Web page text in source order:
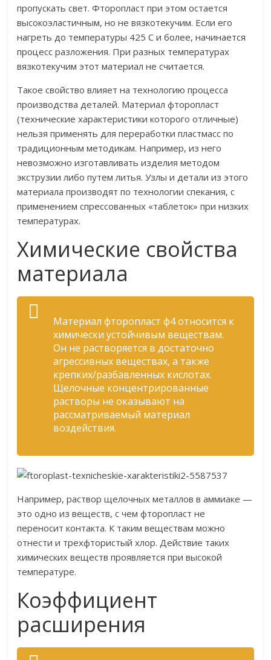
пропускать свет. Фторопласт при этом остается
высокоэластичным, но не вязкотекучим. Если его
нагреть до температуры 425 С и более, начинается
процесс разложения. При разных температурах
вязкотекучим этот материал не считается.
Такое свойство влияет на технологию процесса
производства деталей. Материал фторопласт
(технические характеристики которого отличные)
нельзя применять для переработки пластмасс по
традиционным методикам. Например, из него
невозможно изготавливать изделия методом
экструзии либо путем литья. Узлы и детали из этого
материала производят по технологии спекания, с
применением спрессованных «таблеток» при низких
температурах.
Химические свойства
материала
Материал фторопласт ф4 относится к
химически устойчивым веществам.
Он не растворяется в достаточно
агрессивных веществах, а также
крепких/разбавленных кислотах.
Щелочные концентрированные
растворы не оказывают на
рассматриваемый материал
воздействия.
Например, раствор щелочных металлов в аммиаке —
это одно из веществ, с чем фторопласт не
переносит контакта. К таким веществам можно
отнести и трехфтористый хлор. Действие таких
химических веществ проявляется при высокой
температуре.
Коэффициент
расширения